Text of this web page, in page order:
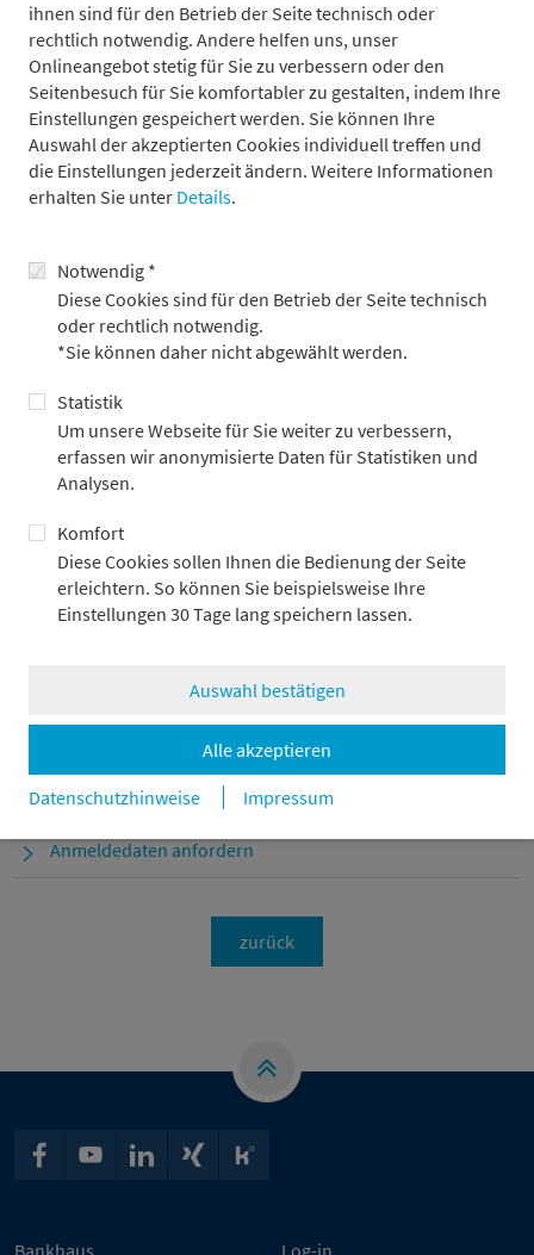
ihnen sind für den Betrieb der Seite technisch oder
rechtlich notwendig. Andere helfen uns, unser
Onlineangebot stetig für Sie zu verbessern oder den
Seitenbesuch für Sie komfortabler zu gestalten, indem Ihre
Einstellungen gespeichert werden. Sie können Ihre
Auswahl der akzeptierten Cookies individuell treffen und
die Einstellungen jederzeit ändern. Weitere Informationen
erhalten Sie unter Details.
Notwendig *
Diese Cookies sind für den Betrieb der Seite technisch
oder rechtlich notwendig.
*Sie können daher nicht abgewählt werden.
Statistik
Um unsere Webseite für Sie weiter zu verbessern,
erfassen wir anonymisierte Daten für Statistiken und
Analysen.
Komfort
Diese Cookies sollen Ihnen die Bedienung der Seite
erleichtern. So können Sie beispielsweise Ihre
Einstellungen 30 Tage lang speichern lassen.
Auswahl bestätigen
Alle akzeptieren
Datenschutzhinweise
Impressum
Der aktuelle ESG:tracker steht zum
Download bereit
ESG-Strategien enttäuschen 2025 in einem schwierigen
Marktumfeld
30.1.2026 PDF — 541 KB
Metzler Insight: ESG | Jetzt anmelden
3. März 2026 | 10 bis 12 Uhr | Unter dem Titel „ESG zwischen
Entwicklungen verändern die Welt der Kapitalmärkte. Unsere
Experten erläutern, wie sich ESG-Strategien an diese
Veränderungen anpassen lassen.
Veranstaltungsnews
Anmeldedaten anfordern
zurück